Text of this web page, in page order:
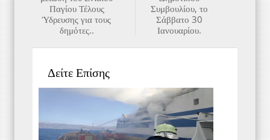
Συμβουλίου, το
Σάββατο 30
Ιανουαρίου.
Παγίου Τέλους
Ύδρευσης για τους
δημότες..
Δείτε Επίσης